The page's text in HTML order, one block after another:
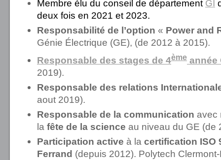
Membre élu du conseil de département GI
deux fois en 2021 et 2023.
Responsabilité de l’option « Power and
Génie Électrique (GE), (de 2012 à 2015).
Responsable des stages de 4ème année
2019).
Responsable des relations
aout 2019).
Responsable de la communication avec
la fête de la science au niveau du GE (de
Participation active à la certification ISO
Ferrand (depuis 2012). Polytech